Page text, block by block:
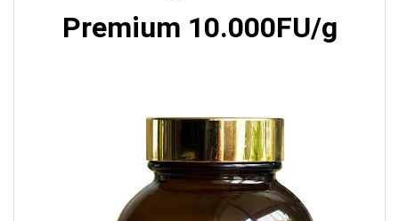
Premium 10.000FU/g